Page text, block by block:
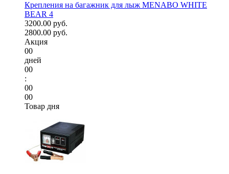
Крепления на багажник для лыж MENABO WHITE
BEAR 4
3200.00 руб.
2800.00 руб.
Акция
00
дней
00
:
00
00
Товар дня